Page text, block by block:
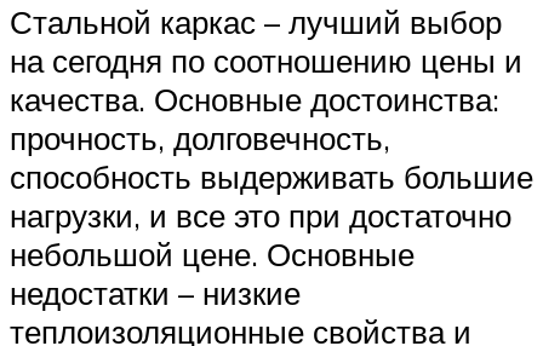
Стальной каркас – лучший выбор
на сегодня по соотношению цены и
качества. Основные достоинства:
прочность, долговечность,
способность выдерживать большие
нагрузки, и все это при достаточно
небольшой цене. Основные
недостатки – низкие
теплоизоляционные свойства и